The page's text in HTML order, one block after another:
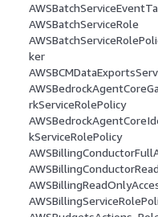
AWSBatchServiceRole
ker
rkServiceRolePolicy
kServiceRolePolicy